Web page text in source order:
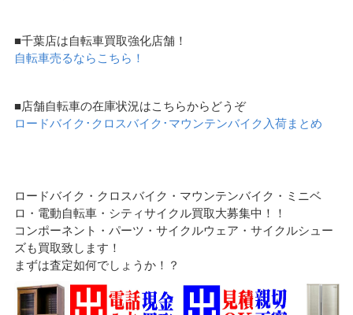
■千葉店は自転車買取強化店舗！
自転車売るならこちら！
■店舗自転車の在庫状況はこちらからどうぞ
ロードバイク･クロスバイク･マウンテンバイク入荷まとめ
ロードバイク・クロスバイク・マウンテンバイク・ミニベ
ロ・電動自転車・シティサイクル買取大募集中！！
コンポーネント・パーツ・サイクルウェア・サイクルシュー
ズも買取致します！
まずは査定如何でしょうか！？